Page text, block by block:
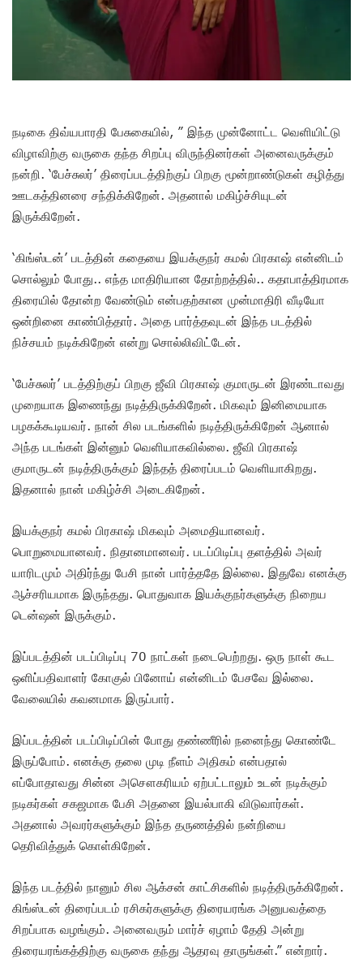
நடிகை திவ்யபாரதி பேசுகையில், ” இந்த முன்னோட்ட வெளியிட்டு
விழாவிற்கு வருகை தந்த சிறப்பு விருந்தினர்கள் அனைவருக்கும்
நன்றி. ‘பேச்சுலர்’ திரைப்படத்திற்குப் பிறகு மூன்றாண்டுகள் கழித்து
ஊடகத்தினரை சந்திக்கிறேன். அதனால் மகிழ்ச்சியுடன்
இருக்கிறேன்.
‘கிங்ஸ்டன்’ படத்தின் கதையை இயக்குநர் கமல் பிரகாஷ் என்னிடம்
சொல்லும் போது.. எந்த மாதிரியான தோற்றத்தில்.. கதாபாத்திரமாக
திரையில் தோன்ற வேண்டும் என்பதற்கான முன்மாதிரி வீடியோ
ஒன்றினை காண்பித்தார். அதை பார்த்தவுடன் இந்த படத்தில்
நிச்சயம் நடிக்கிறேன் என்று சொல்லிவிட்டேன்.
‘பேச்சுலர்’ படத்திற்குப் பிறகு ஜீவி பிரகாஷ் குமாருடன் இரண்டாவது
முறையாக இணைந்து நடித்திருக்கிறேன். மிகவும் இனிமையாக
பழகக்கூடியவர். நான் சில படங்களில் நடித்திருக்கிறேன் ஆனால்
அந்த படங்கள் இன்னும் வெளியாகவில்லை. ஜீவி பிரகாஷ்
குமாருடன் நடித்திருக்கும் இந்தத் திரைப்படம் வெளியாகிறது.
இதனால் நான் மகிழ்ச்சி அடைகிறேன்.
இயக்குநர் கமல் பிரகாஷ் மிகவும் அமைதியானவர்.
பொறுமையானவர். நிதானமானவர். படப்பிடிப்பு தளத்தில் அவர்
யாரிடமும் அதிர்ந்து பேசி நான் பார்த்ததே இல்லை. இதுவே எனக்கு
ஆச்சரியமாக இருந்தது. பொதுவாக இயக்குநர்களுக்கு நிறைய
டென்ஷன் இருக்கும்.
இப்படத்தின் படப்பிடிப்பு 70 நாட்கள் நடைபெற்றது. ஒரு நாள் கூட
ஒளிப்பதிவாளர் கோகுல் பினோய் என்னிடம் பேசவே இல்லை.
வேலையில் கவனமாக இருப்பார்.
இப்படத்தின் படப்பிடிப்பின் போது தண்ணீரில் நனைந்து கொண்டே
இருப்போம். எனக்கு தலை முடி நீளம் அதிகம் என்பதால்
எப்போதாவது சின்ன அசௌகரியம் ஏற்பட்டாலும் உடன் நடிக்கும்
நடிகர்கள் சகஜமாக பேசி அதனை இயல்பாகி விடுவார்கள்.
அதனால் அவரர்களுக்கும் இந்த தருணத்தில் நன்றியை
தெரிவித்துக் கொள்கிறேன்.
இந்த படத்தில் நானும் சில ஆக்சன் காட்சிகளில் நடித்திருக்கிறேன்.
கிங்ஸ்டன் திரைப்படம் ரசிகர்களுக்கு திரையரங்க அனுபவத்தை
சிறப்பாக வழங்கும். அனைவரும் மார்ச் ஏழாம் தேதி அன்று
திரையரங்கத்திற்கு வருகை தந்து ஆதரவு தாருங்கள்.” என்றார்.